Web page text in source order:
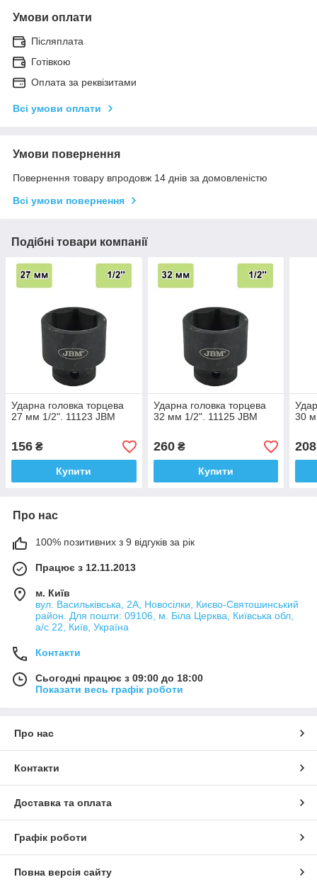
Умови оплати
Післяплата
Готівкою
Оплата за реквізитами
Всі умови оплати
Умови повернення
Повернення товару впродовж 14 днів за домовленістю
Всі умови повернення
Подібні товари компанії
Ударна головка торцева
27 мм 1/2". 11123 JBM
156 ₴
Купити
Ударна головка торцева
32 мм 1/2". 11125 JBM
260₴
Купити
30
208
Про нас
100% позитивних з 9 відгуків за рік
Працює з 12.11.2013
м. Київ
вул. Васильківська, 2А, Новосілки, Києво-Святошинський
район. Для пошти: 09106, м. Біла Церква, Київська обл,
а/с 22, Київ, Україна
Контакти
Сьогодні працює з 09:00 до 18:00
Показати весь графік роботи
Про нас
Контакти
Доставка та оплата
Графік роботи
Повна версія сайту